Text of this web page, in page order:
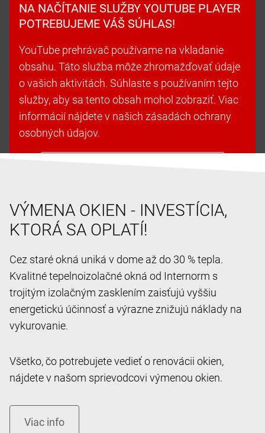
NA NAČÍTANIE SLUŽBY YOUTUBE PLAYER
POTREBUJEME VÁŠ SÚHLAS!
YouTube prehrávač používame na vkladanie
obsahu. Táto služba môže zhromažďovať údaje
o vašich aktivitách. Súhlaste s používaním tejto
služby, aby sa tento obsah mohol zobraziť. Viac
informácií nájdete v našich zásadách ochrany
osobných údajov.
VÝMENA OKIEN - INVESTÍCIA,
KTORÁ SA OPLATÍ!
Cez staré okná uniká v dome až do 30 % tepla.
Kvalitné tepelnoizolačné okná od Internorm s
trojitým izolačným zasklením zaisťujú vyššiu
energetickú účinnosť a výrazne znižujú náklady na
vykurovanie.
Všetko, čo potrebujete vedieť o renovácii okien,
nájdete v našom sprievodcovi výmenou okien.